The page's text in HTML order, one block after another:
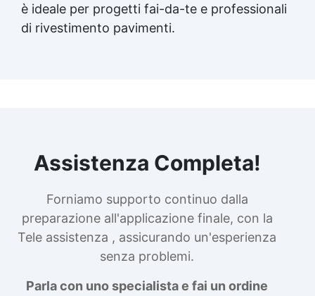
è ideale per progetti fai-da-te e professionali
di rivestimento pavimenti.
Assistenza Completa!
Forniamo supporto continuo dalla
preparazione all'applicazione finale, con la
Tele assistenza , assicurando un'esperienza
senza problemi.
Parla con uno specialista e fai un ordine